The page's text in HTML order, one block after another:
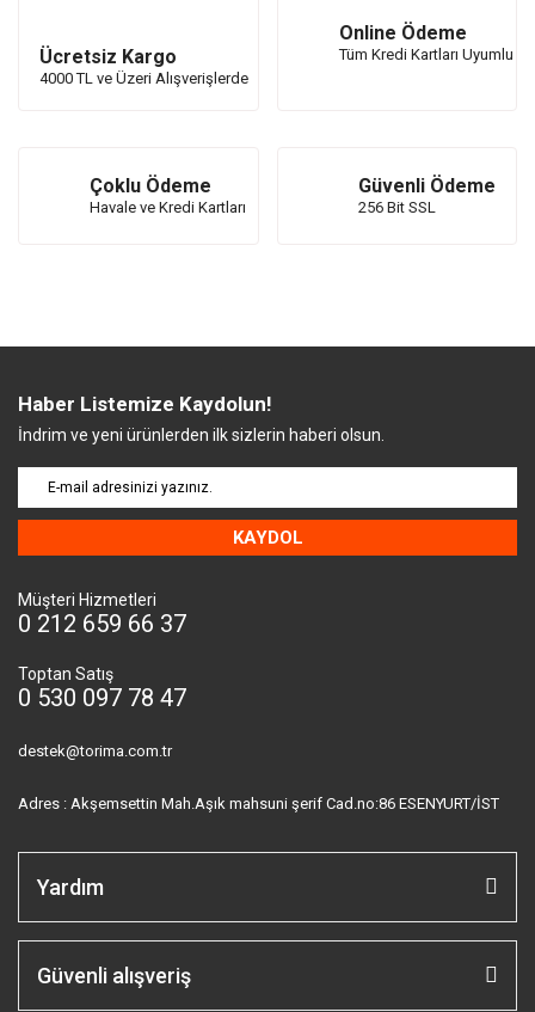
Ücretsiz Kargo
4000 TL ve Üzeri Alışverişlerde
Online Ödeme
Tüm Kredi Kartları Uyumlu
Çoklu Ödeme
Havale ve Kredi Kartları
Güvenli Ödeme
256 Bit SSL
Haber Listemize Kaydolun!
İndrim ve yeni ürünlerden ilk sizlerin haberi olsun.
KAYDOL
Müşteri Hizmetleri
0 212 659 66 37
Toptan Satış
0 530 097 78 47
destek@torima.com.tr
Adres : Akşemsettin Mah.Aşık mahsuni şerif Cad.no:86 ESENYURT/İST
Yardım
Güvenli alışveriş